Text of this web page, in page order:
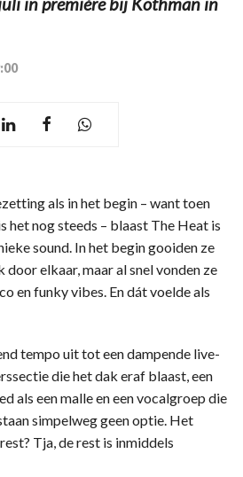
als in het begin – want toen
het nog steeds – blaast The Heat is
sound. In het begin gooiden ze
elkaar, maar al snel vonden ze
en funky vibes. En dát voelde als
tempo uit tot een dampende live-
die het dak eraf blaast, een
als een malle en een vocalgroep die
simpelweg geen optie. Het
Tja, de rest is inmiddels